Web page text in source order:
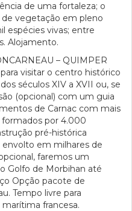
de uma fortaleza; o
de vegetação em pleno
espécies vivas; entre
Alojamento.
– QUIMPER
visitar o centro histórico
séculos XIV a XVII ou, se
(opcional) com um guia
de Carnac com mais
por 4.000
pré-histórica
em milhares de
faremos um
Golfo de Morbihan até
Opção pacote de
Tempo livre para
francesa.